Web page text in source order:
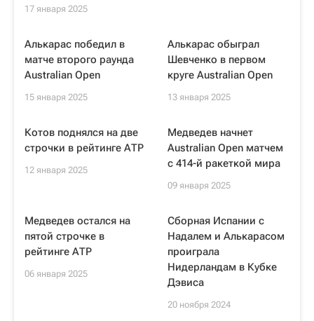
17 января 2025
Алькарас победил в
матче второго раунда
Australian Open
15 января 2025
Алькарас обыграл
Шевченко в первом
круге Australian Open
13 января 2025
Котов поднялся на две
строчки в рейтинге АТР
12 января 2025
Медведев начнет
Australian Open матчем
с 414-й ракеткой мира
09 января 2025
Медведев остался на
пятой строчке в
рейтинге АТР
06 января 2025
Сборная Испании c
Надалем и Алькарасом
проиграла
Нидерландам в Кубке
Дэвиса
20 ноября 2024